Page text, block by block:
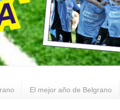
El mejor año de Belgrano